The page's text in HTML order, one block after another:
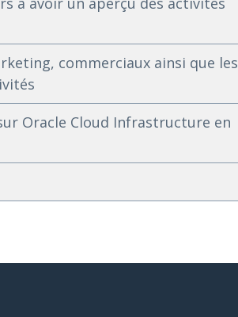
commerciaux ainsi que les
Oracle Cloud Infrastructure en